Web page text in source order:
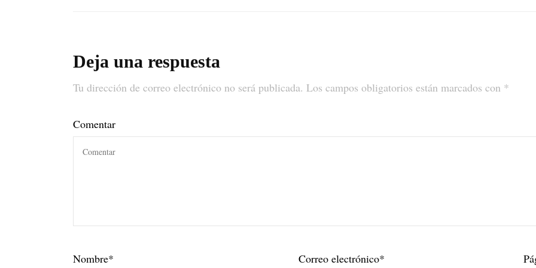
Deja una respuesta
Tu dirección de correo electrónico no será publicada. Los campos obligatorios están marcados con *
Comentar
Nombre* Correo electrónico*